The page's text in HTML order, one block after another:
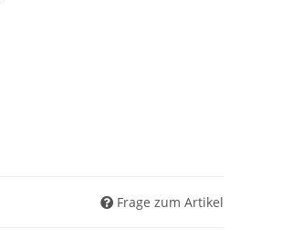
Frage zum Artikel